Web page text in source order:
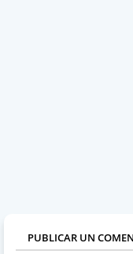
PUBLICAR UN